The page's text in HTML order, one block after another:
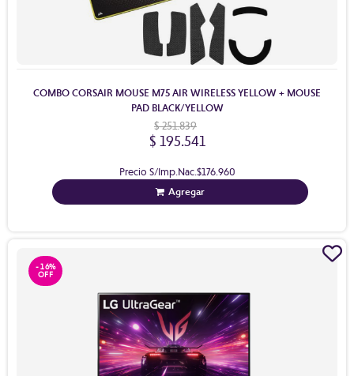
COMBO CORSAIR MOUSE M75 AIR WIRELESS YELLOW + MOUSE
PAD BLACK/YELLOW
$ 251.839
$ 195.541
Precio S/Imp.Nac.$176.960
Agregar
- 16%